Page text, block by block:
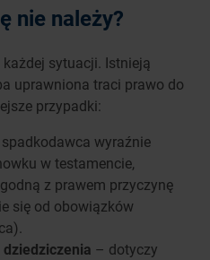
nie należy?
sytuacji. Istnieją
uprawniona traci prawo do
przypadki:
wyraźnie
w testamencie,
z prawem przyczynę
się od obowiązków
– dotyczy